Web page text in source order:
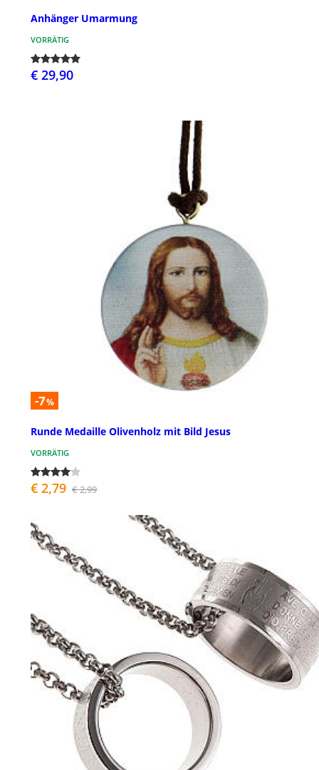
Anhänger Umarmung
VORRÄTIG
€ 29,90
-7%
Runde Medaille Olivenholz mit Bild Jesus
VORRÄTIG
€ 2,79 € 2,99